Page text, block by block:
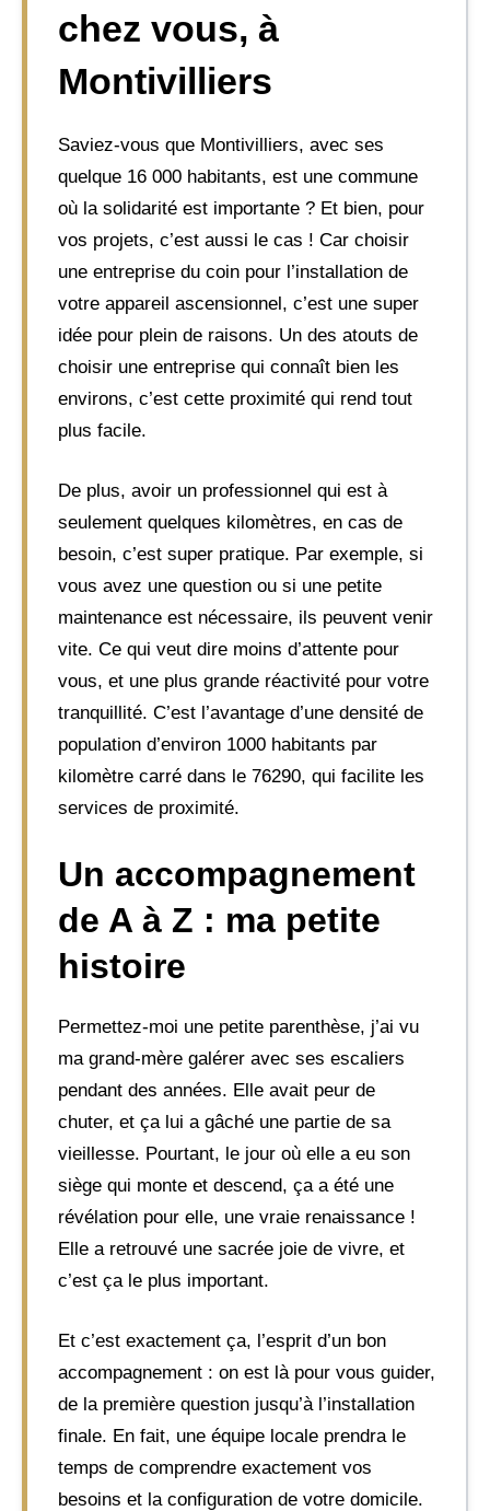
chez vous, à
Montivilliers
Saviez-vous que Montivilliers, avec ses
quelque 16 000 habitants, est une commune
où la solidarité est importante ? Et bien, pour
vos projets, c’est aussi le cas ! Car choisir
une entreprise du coin pour l’installation de
votre appareil ascensionnel, c’est une super
idée pour plein de raisons. Un des atouts de
choisir une entreprise qui connaît bien les
environs, c’est cette proximité qui rend tout
plus facile.
De plus, avoir un professionnel qui est à
seulement quelques kilomètres, en cas de
besoin, c’est super pratique. Par exemple, si
vous avez une question ou si une petite
maintenance est nécessaire, ils peuvent venir
vite. Ce qui veut dire moins d’attente pour
vous, et une plus grande réactivité pour votre
tranquillité. C’est l’avantage d’une densité de
population d’environ 1000 habitants par
kilomètre carré dans le 76290, qui facilite les
services de proximité.
Un accompagnement
de A à Z : ma petite
histoire
Permettez-moi une petite parenthèse, j’ai vu
ma grand-mère galérer avec ses escaliers
pendant des années. Elle avait peur de
chuter, et ça lui a gâché une partie de sa
vieillesse. Pourtant, le jour où elle a eu son
siège qui monte et descend, ça a été une
révélation pour elle, une vraie renaissance !
Elle a retrouvé une sacrée joie de vivre, et
c’est ça le plus important.
Et c’est exactement ça, l’esprit d’un bon
accompagnement : on est là pour vous guider,
de la première question jusqu’à l’installation
finale. En fait, une équipe locale prendra le
temps de comprendre exactement vos
besoins et la configuration de votre domicile.